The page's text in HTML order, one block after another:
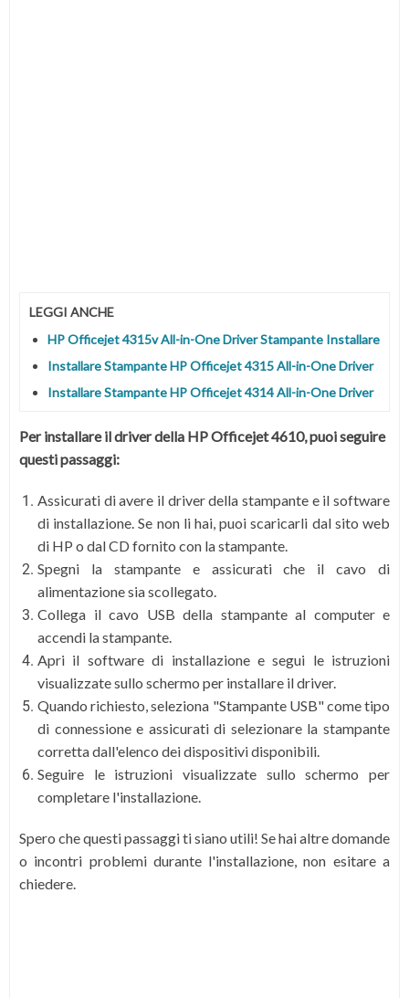
LEGGI ANCHE
HP Officejet 4315v All-in-One Driver Stampante Installare
Installare Stampante HP Officejet 4315 All-in-One Driver
Installare Stampante HP Officejet 4314 All-in-One Driver
Per installare il driver della HP Officejet 4610, puoi seguire
questi passaggi:
Assicurati di avere il driver della stampante e il software
di installazione. Se non li hai, puoi scaricarli dal sito web
di HP o dal CD fornito con la stampante.
Spegni la stampante e assicurati che il cavo di
alimentazione sia scollegato.
Collega il cavo USB della stampante al computer e
accendi la stampante.
Apri il software di installazione e segui le istruzioni
visualizzate sullo schermo per installare il driver.
Quando richiesto, seleziona "Stampante USB" come tipo
di connessione e assicurati di selezionare la stampante
corretta dall'elenco dei dispositivi disponibili.
Seguire le istruzioni visualizzate sullo schermo per
completare l'installazione.
Spero che questi passaggi ti siano utili! Se hai altre domande
o incontri problemi durante l'installazione, non esitare a
chiedere.